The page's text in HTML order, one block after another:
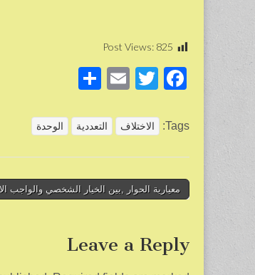
Post Views: 825
F
c
o
k
T
tt
E
ail
ar
Tags: الاختلاف التعددية الوحدة
Post
معيارية الحوار ,بين الخيار الشخصي والواجب
Leave a Reply